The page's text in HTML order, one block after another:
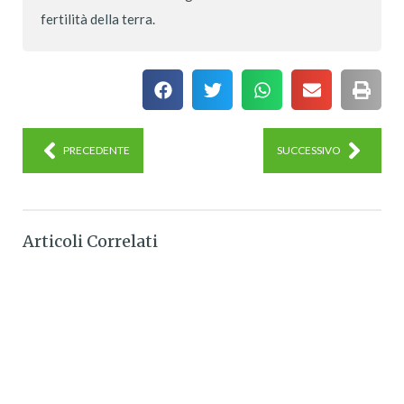
fertilità della terra.
PRECEDENTE SUCCESSIVO
Articoli Correlati